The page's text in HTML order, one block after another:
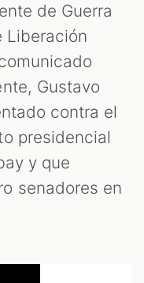
de Guerra
Liberación
Gustavo
contra el
presidencial
y que
senadores en